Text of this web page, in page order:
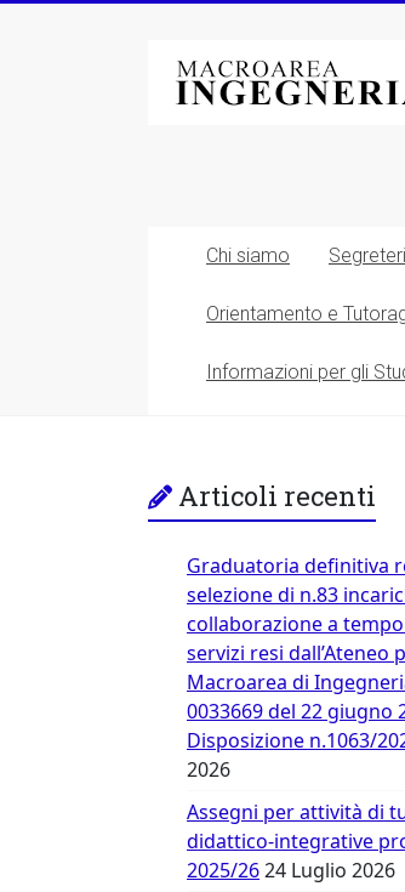
Macroarea
di
Università
degli
Studi
Tor
Vergata
Chi siamo
Orientamento e
Informazioni per gli
Articoli recenti
Graduatoria definitiva
selezione di n.83
collaborazione a
servizi resi dall’Ateneo
Macroarea di
0033669 del 22 giugno
Disposizione n.1063/
2026
Assegni per attività di
didattico-integrative
2025/2624 Luglio 2026